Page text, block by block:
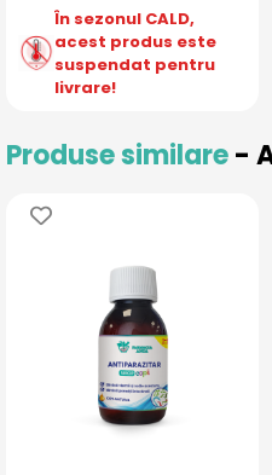
În sezonul CALD,
acest produs este
suspendat pentru
livrare!
Produse similare-